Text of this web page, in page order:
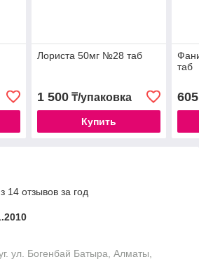
Лориста 50мг №28 таб
1 500₸/упаковка
Купить
таб
605
14 отзывов за год
ул. Богенбай Батыра, Алматы,